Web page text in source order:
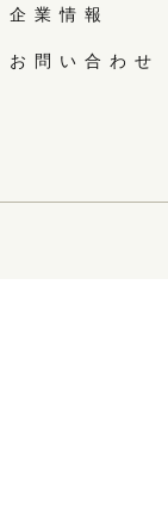
企業情報
お問い合わせ